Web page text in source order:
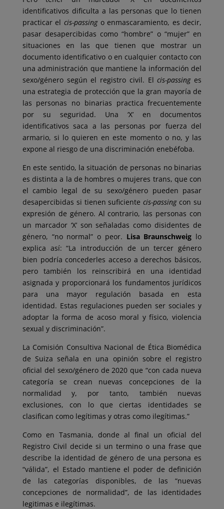
identificativos dificulta a las personas que lo tienen
practicar el cis-passingo enmascaramiento, es decir,
pasar desapercibidas como “hombre” o “mujer” en
situaciones en las que tienen que mostrar un
documento identificativo o en cualquier contacto con
una administración que mantiene la información del
sexo/género según el registro civil. Elcis-passinges
una estrategia de protección que la gran mayoría de
las personas no binarias practica frecuentemente
por su seguridad. Una ‘X’ en documentos
identificativos saca a las personas por fuerza del
armario, si lo quieren en este momento o no, y las
expone al riesgo de una discriminación enebéfoba.
En este sentido, la situación de personas no binarias
es distinta a la de hombres o mujeres trans, que con
el cambio legal de su sexo/género pueden pasar
desapercibidas si tienen suficientecis-passingcon su
expresión de género. Al contrario, las personas con
un marcador ‘X’ son señaladas como disidentes de
género, “no normal” o peor. Lisa Braunschweig lo
explica así: “La introducción de un tercer género
bien podría concederles acceso a derechos básicos,
pero también los reinscribirá en una identidad
asignada y proporcionará los fundamentos jurídicos
para una mayor regulación basada en esta
identidad. Estas regulaciones pueden ser sociales y
adoptar la forma de acoso moral y físico, violencia
sexual y discriminación”.
La Comisión Consultiva Nacional de Ética Biomédica
de Suiza señala en una opinión sobre el registro
oficial del sexo/género de 2020 que “con cada nueva
categoría se crean nuevas concepciones de la
normalidad y, por tanto, también nuevas
exclusiones, con lo que ciertas identidades se
clasifican como legítimas y otras como ilegítimas.”
Como en Tasmania, donde al final un oficial del
Registro Civil decide si un termino o una frase que
describe la identidad de género de una persona es
“válida”, el Estado mantiene el poder de definición
de las categorías disponibles, de las “nuevas
concepciones de normalidad”, de las identidades
legitimas e ilegítimas.